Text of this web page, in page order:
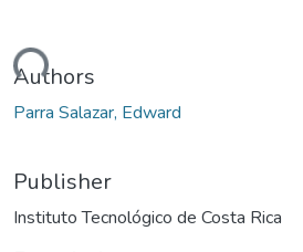
Authors
Parra Salazar, Edward
Publisher
Instituto Tecnológico de Costa Rica